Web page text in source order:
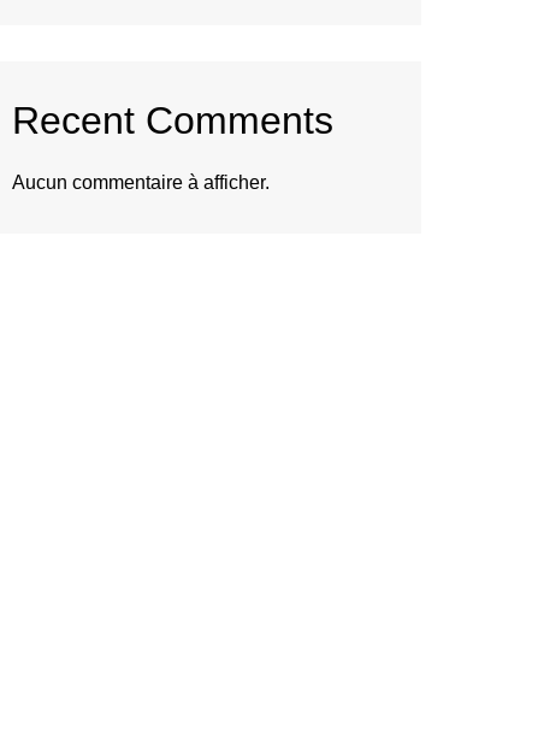
Recent Comments
Aucun commentaire à afficher.